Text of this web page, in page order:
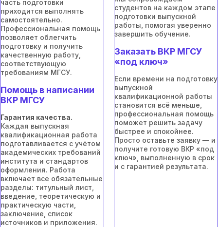
часть подготовки
приходится выполнять
самостоятельно.
Профессиональная помощь
позволяет облегчить
подготовку и получить
качественную работу,
соответствующую
требованиям МГСУ.
Помощь в написании
ВКР МГСУ
Гарантия качества.
Каждая выпускная
квалификационная работа
подготавливается с учётом
академических требований
института и стандартов
оформления. Работа
включает все обязательные
разделы: титульный лист,
введение, теоретическую и
практическую части,
заключение, список
источников и приложения.
студентов на каждом этапе
подготовки выпускной
работы, помогая уверенно
завершить обучение.
Заказать ВКР МГСУ
«под ключ»
Если времени на подготовку
выпускной
квалификационной работы
становится всё меньше,
профессиональная помощь
поможет решить задачу
быстрее и спокойнее.
Просто оставьте заявку — и
получите готовую ВКР «под
ключ», выполненную в срок
и с гарантией результата.